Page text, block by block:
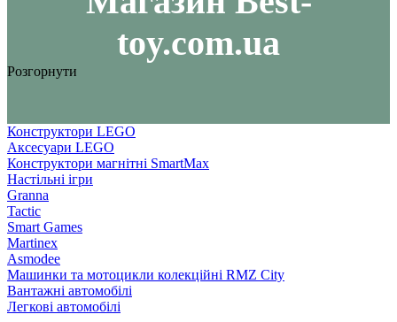
toy.com.ua
Розгорнути
Конструктори LEGO
Аксесуари LEGO
Конструктори магнітні SmartMax
Настільні ігри
Granna
Tactic
Smart Games
Martinex
Asmodee
Машинки та мотоцикли колекційні RMZ City
Вантажні автомобілі
Легкові автомобілі